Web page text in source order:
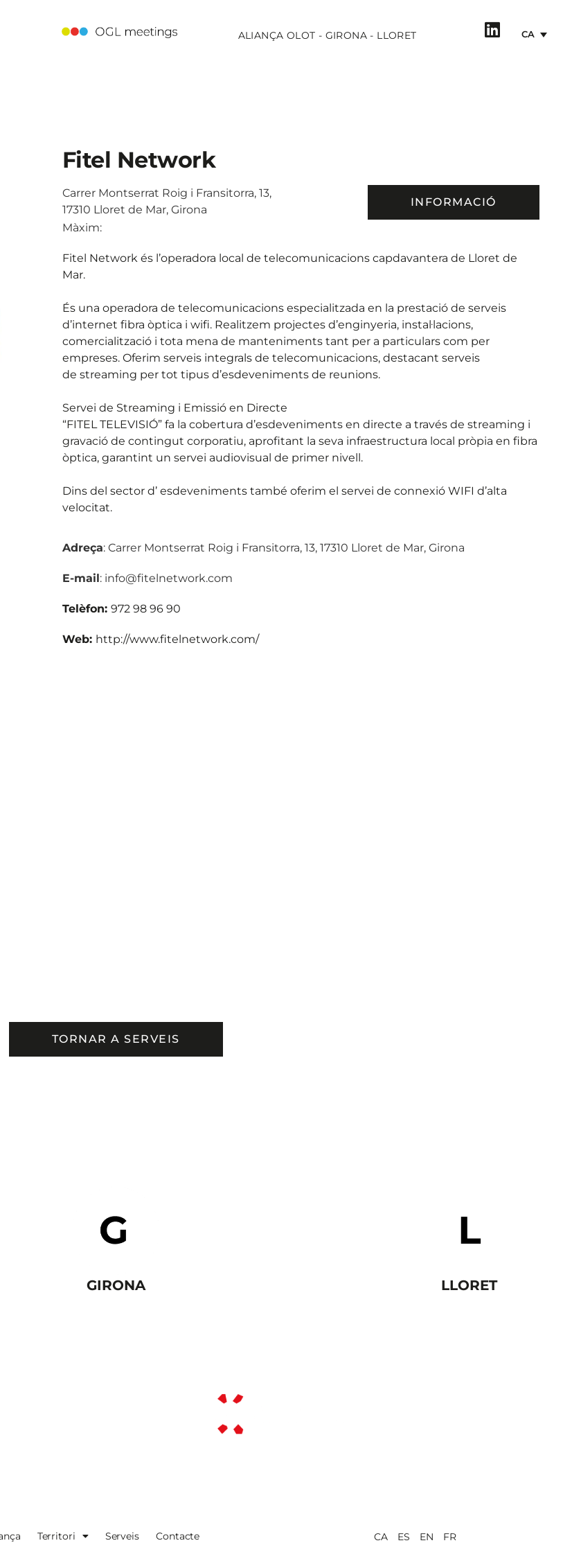
ALIANÇA OLOT - GIRONA - LLORET CA
Fitel Network
Carrer Montserrat Roig i Fransitorra, 13,
17310 Lloret de Mar, Girona
INFORMACIÓ
Màxim:
Fitel Network és l’operadora local de telecomunicacions capdavantera de Lloret de
Mar.
És una operadora de telecomunicacions especialitzada en la prestació de serveis
d’internet fibra òptica i wifi. Realitzem projectes d’enginyeria, instal·lacions,
comercialització i tota mena de manteniments tant per a particulars com per
empreses. Oferim serveis integrals de telecomunicacions, destacant serveis
de streaming per tot tipus d’esdeveniments de reunions.
Servei de Streaming i Emissió en Directe
“FITEL TELEVISIÓ” fa la cobertura d’esdeveniments en directe a través de streaming i
gravació de contingut corporatiu, aprofitant la seva infraestructura local pròpia en fibra
òptica, garantint un servei audiovisual de primer nivell.
Dins del sector d’ esdeveniments també oferim el servei de connexió WIFI d’alta
velocitat.
Adreça: Carrer Montserrat Roig i Fransitorra, 13, 17310 Lloret de Mar, Girona
E-mail: info@fitelnetwork.com
Telèfon: 972 98 96 90
Web: http://www.fitelnetwork.com/
TORNAR A SERVEIS
GIRONA LLORET
Territori Serveis Contacte CA ES EN FR